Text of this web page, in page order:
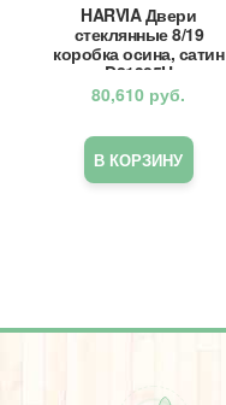
HARVIA Двери
стеклянные 8/19
коробка осина, сатин
D81905H
80,610 руб.
В КОРЗИНУ